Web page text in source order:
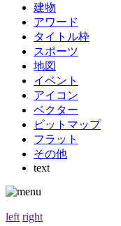
建物
アワード
タイトル枠
スポーツ
地図
イベント
アイコン
ベクター
ビットマップ
フラット
その他
text
left right